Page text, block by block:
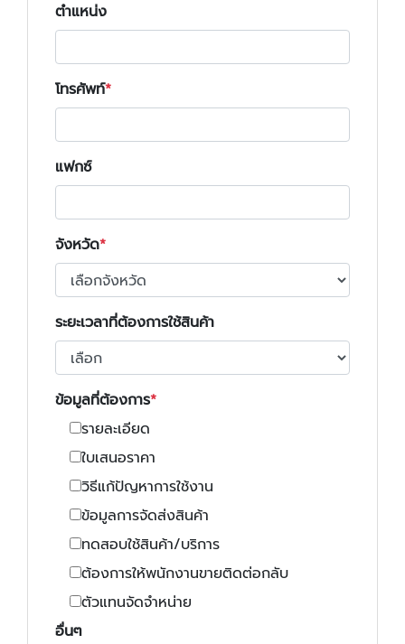
ตำแหน่ง
โทรศัพท์
แฟกซ์
จังหวัด
ระยะเวลาที่ต้องการใช้สินค้า
ข้อมูลที่ต้องการ
รายละเอียด
ใบเสนอราคา
วิธีแก้ปัญหาการใช้งาน
ข้อมูลการจัดส่งสินค้า
ทดสอบใช้สินค้า/บริการ
ต้องการให้พนักงานขายติดต่อกลับ
ตัวแทนจัดจำหน่าย
อื่นๆ